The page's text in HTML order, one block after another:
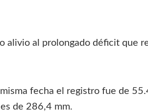
alivio al prolongado déficit que
fecha el registro fue de
de 286,4 mm.